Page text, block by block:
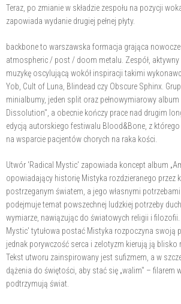
Teraz, po zmianie w składzie zespołu na pozycji
zapowiada wydanie drugiej pełnej płyty.
backbone to warszawska formacja grająca
atmospheric / post / doom metalu. Zespół,
muzykę oscylującą wokół inspiracji takimi
Yob, Cult of Luna, Blindead czy Obscure Sphinx.
minialbumy, jeden split oraz pełnowymiarowy
Dissolution", a obecnie kończy prace nad drugim
edycją autorskiego festiwalu Blood&Bone, z
na wsparcie pacjentów chorych na raka kości.
Utwór 'Radical Mystic' zapowiada koncept album
opowiadający historię Mistyka rozdzieranego przez
postrzeganym światem, a jego własnymi
podejmuje temat powszechnej ludzkiej potrzeby
wymiarze, nawiązując do światowych religii i filozofii.
Mystic' tytułowa postać Mistyka rozpoczyna swoją
jednak porywczość serca i zelotyzm kierują ją blisko
Tekst utworu zainspirowany jest sufizmem, a w
dążenia do świętości, aby stać się „walim" – filarem
podtrzymują świat.